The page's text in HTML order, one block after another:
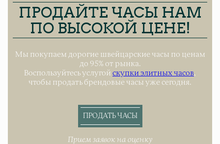
ПРОДАЙТЕ ЧАСЫ НАМ
ПО ВЫСОКОЙ ЦЕНЕ!
Мы покупаем дорогие швейцарские часы по ценам
до 95% от рынка.
Воспользуйтесь услугой скупки элитных часов,
чтобы продать брендовые часы уже сегодня.
ПРОДАТЬ ЧАСЫ
Прием заявок на оценку